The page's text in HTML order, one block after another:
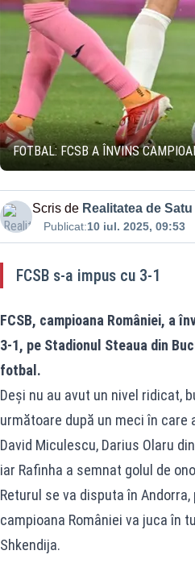
FOTBAL: FCSB A ÎNVINS
Scris de Realitatea de Satu
Publicat:10 iul. 2025, 09:53
FCSB s-a impus cu 3-1
FCSB, campioana României, a
3-1, pe Stadionul Steaua din
fotbal.
Deși nu au avut un nivel ridicat,
următoare după un meci în
David Miculescu, Darius Olaru
iar Rafinha a semnat golul de
Returul se va disputa în
campioana României va juca în
Shkendija.